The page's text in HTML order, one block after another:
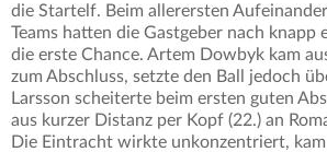
die Startelf. Beim allerersten
Teams hatten die Gastgeber nach knapp
die erste Chance. Artem Dowbyk kam
zum Abschluss, setzte den Ball jedoch
Larsson scheiterte beim ersten guten
aus kurzer Distanz per Kopf (22.) an
Die Eintracht wirkte unkonzentriert, kam